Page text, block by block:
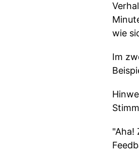
wie
Im
"Aha!